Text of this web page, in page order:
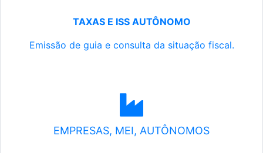
TAXAS E ISS AUTÔNOMO
Emissão de guia e consulta da situação fiscal.
EMPRESAS, MEI, AUTÔNOMOS